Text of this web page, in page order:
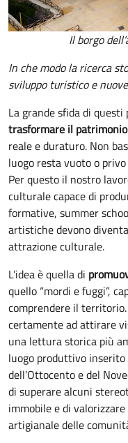
Il borgo
In che modo la ricerca
sviluppo turistico e
La grande sfida di
trasformare il
reale e duraturo. Non
luogo resta vuoto o
Per questo il nostro
culturale capace di
formative, summer
artistiche devono
attrazione culturale.
L’idea è quella di
quello “mordi e fuggi”,
comprendere il
certamente ad attirare
una lettura storica più
luogo produttivo
dell’Ottocento e del
di superare alcuni
immobile e di
artigianale delle